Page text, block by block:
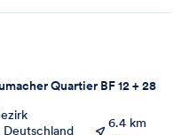
Quartier BF 12 + 28
6.4 km